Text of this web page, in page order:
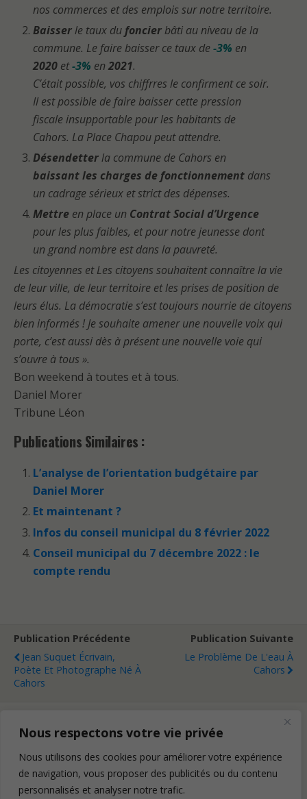
Nous respectons votre vie privée
Nous utilisons des cookies pour améliorer votre expérience
de navigation, vous proposer des publicités ou du contenu
personnalisés et analyser notre trafic.
nos commerces et des emplois sur notre territoire.
Baisserle taux du foncierbâti au niveau de la
commune. Le faire baisser ce taux de-3% en
2020 et-3% en2021.
C’était possible, vos chiffrres le confirment ce soir.
Il est possible de faire baisser cette pression
fiscale insupportable pour les habitants de
Cahors. La Place Chapou peut attendre.
Désendetterla commune de Cahors en
baissant les charges de fonctionnement dans
un cadrage sérieux et strict des dépenses.
Mettre en place un Contrat Social d’Urgence
pour les plus faibles, et pour notre jeunesse dont
un grand nombre est dans la pauvreté.
Les citoyennes et Les citoyens souhaitent connaître la vie
de leur ville, de leur territoire et les prises de position de
leurs élus. La démocratie s’est toujours nourrie de citoyens
bien informés ! Je souhaite amener une nouvelle voix qui
porte, c’est aussi dès à présent une nouvelle voie qui
s’ouvre à tous ».
Bon weekend à toutes et à tous.
Daniel Morer
Tribune Léon
Publications Similaires :
L’analyse de l’orientation budgétaire par
Daniel Morer
Et maintenant ?
Infos du conseil municipal du 8 février 2022
Conseil municipal du 7 décembre 2022 : le
compte rendu
Publication Précédente
Jean Suquet Écrivain,
Poète Et Photographe Né À
Cahors
Publication Suivante
Le Problème De L'eau À
Cahors
Retour au début
Mobile Bureau